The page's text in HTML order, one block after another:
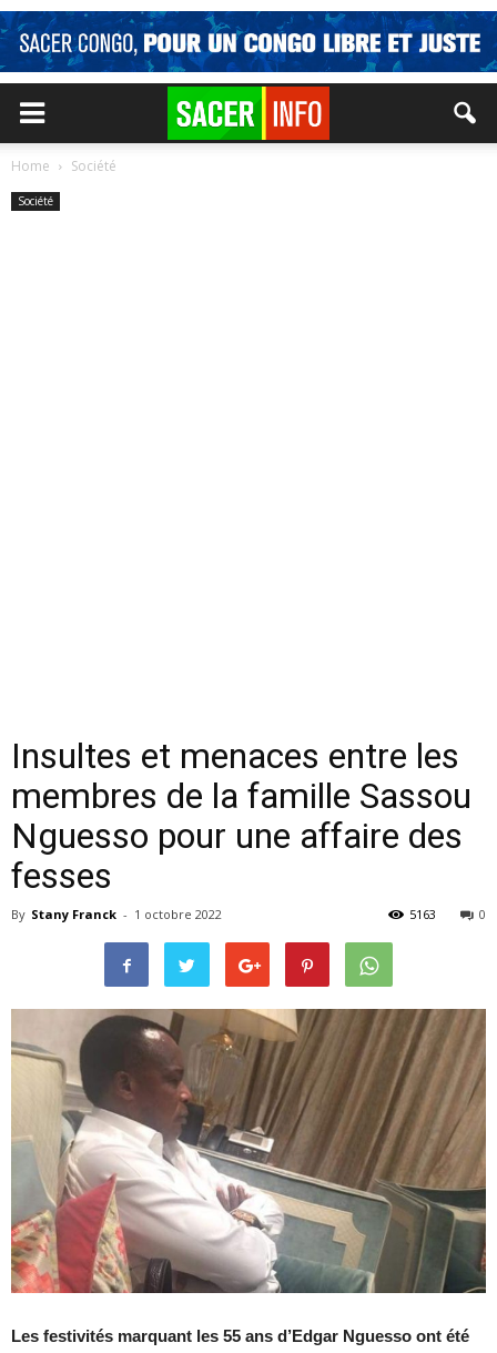
Home Société
Société
Insultes et menaces entre les
membres de la famille Sassou
Nguesso pour une affaire des
fesses
By Stany Franck - 1 octobre 2022 0
5163
Les festivités marquant les 55 ans d’Edgar Nguesso ont été